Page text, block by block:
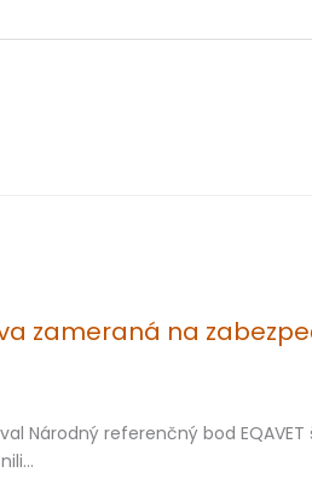
zameraná na
Národný referenčný bod